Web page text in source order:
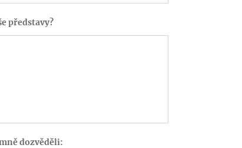
představy?
dozvěděli: